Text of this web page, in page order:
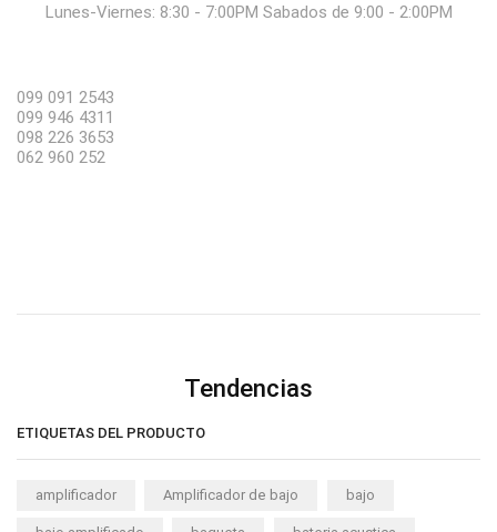
Lunes-Viernes: 8:30 - 7:00PM Sabados de 9:00 - 2:00PM
099 091 2543
099 946 4311
098 226 3653
062 960 252
Tendencias
ETIQUETAS DEL PRODUCTO
amplificador Amplificador de bajo bajo